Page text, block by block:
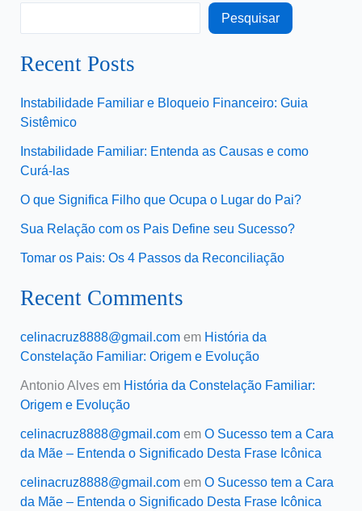
Pesquisar
Recent Posts
Instabilidade Familiar e Bloqueio Financeiro: Guia
Sistêmico
Instabilidade Familiar: Entenda as Causas e como
Curá-las
O que Significa Filho que Ocupa o Lugar do Pai?
Sua Relação com os Pais Define seu Sucesso?
Tomar os Pais: Os 4 Passos da Reconciliação
Recent Comments
celinacruz8888@gmail.comem História da
Constelação Familiar: Origem e Evolução
Antonio Alvesem História da Constelação Familiar:
Origem e Evolução
celinacruz8888@gmail.comem O Sucesso tem a Cara
da Mãe – Entenda o Significado Desta Frase Icônica
celinacruz8888@gmail.comem O Sucesso tem a Cara
da Mãe – Entenda o Significado Desta Frase Icônica